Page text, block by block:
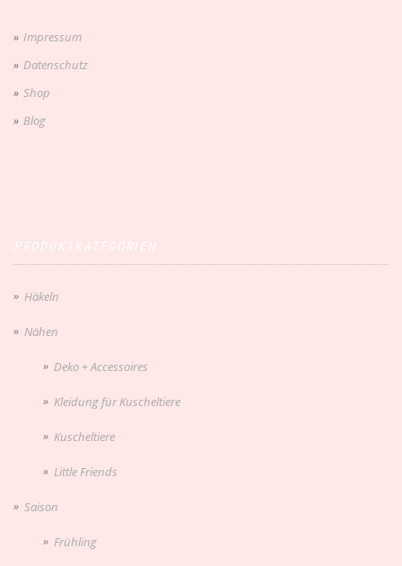
Impressum
Datenschutz
Shop
Blog
Häkeln
Nähen
Deko + Accessoires
Kleidung für Kuscheltiere
Kuscheltiere
Little Friends
Saison
Frühling